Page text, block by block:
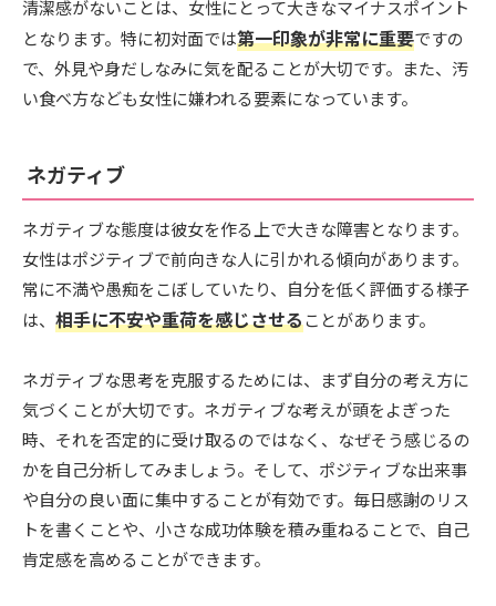
清潔感がないことは、女性にとって大きなマイナスポイント
となります。特に初対面では第一印象が非常に重要ですの
で、外見や身だしなみに気を配ることが大切です。また、汚
い食べ方なども女性に嫌われる要素になっています。
ネガティブ
ネガティブな態度は彼女を作る上で大きな障害となります。
女性はポジティブで前向きな人に引かれる傾向があります。
常に不満や愚痴をこぼしていたり、自分を低く評価する様子
は、 相手に不安や重荷を感じさせることがあります。
ネガティブな思考を克服するためには、まず自分の考え方に
気づくことが大切です。ネガティブな考えが頭をよぎった
時、それを否定的に受け取るのではなく、なぜそう感じるの
かを自己分析してみましょう。そして、ポジティブな出来事
や自分の良い面に集中することが有効です。毎日感謝のリス
トを書くことや、小さな成功体験を積み重ねることで、自己
肯定感を高めることができます。